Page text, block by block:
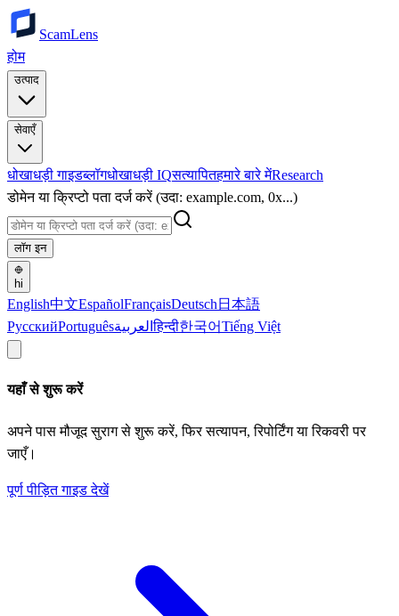
ScamLens
होम
उत्पाद
सेवाएँ
धोखाधड़ी गाइडब्लॉगधोखाधड़ी IQसत्यापितहमारे बारे मेंResearch
डोमेन या क्रिप्टो पता दर्ज करें (उदा: example.com, 0x...)
लॉग इन
hi
English中文EspañolFrançaisDeutsch 日本語
РусскийPortuguêsالعربيةहिन्दी한국어Tiếng Việt
यहाँ से शुरू करें
अपने पास मौजूद सुराग से शुरू करें, फिर सत्यापन, रिपोर्टिंग या रिकवरी पर
जाएँ।
पूर्ण पीड़ित गाइड देखें